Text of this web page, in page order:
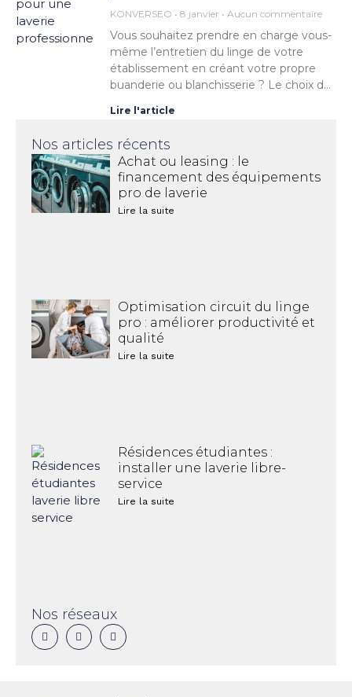
KONVERSEO 8 janvier Aucun commentaire
Vous souhaitez prendre en charge vous-
même l’entretien du linge de votre
établissement en créant votre propre
buanderie ou blanchisserie ? Le choix du
Lire l'article
Nos articles récents
Achat ou leasing : le
financement des équipements
pro de laverie
Lire la suite
Optimisation circuit du linge
pro : améliorer productivité et
qualité
Lire la suite
Résidences étudiantes :
installer une laverie libre-
service
Lire la suite
Nos réseaux